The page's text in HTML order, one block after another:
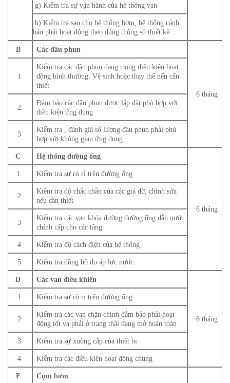
g) Kiểm tra sự vận hành của hệ thống van
h) Kiểm tra sao cho hệ thống bơm, hệ thống cảnh
báo phải hoạt động theo đúng thông số thiết kế
B Các đầu phun
6 tháng
1
Kiểm tra các đầu phun đang trong điều kiện hoạt
động bình thường. Vệ sinh hoặc thay thế nếu cần
thiết
2
Đảm bảo các đầu phun được lắp đặt phù hợp với
điều kiện ứng dụng
3
Kiểm tra , đánh giá số lượng đầu phun phải phù
hợp với không gian ứng dụng
C Hệ thống đường ống
6 tháng
1 Kiểm tra sự rò rỉ trên đường ống
2
Kiểm tra độ chắc chắn của các giá đỡ, chỉnh sửa
nếu cần thiết
3
Kiểm tra các van khóa đường đường ống dẫn nước
chính cấp cho các tầng
4 Kiểm tra độ cách điện của hệ thống
5 Kiểm tra đồng hồ đo áp lực nước
D Các van điều khiển
6 tháng
1 Kiểm tra sự rò rỉ trên đường ống
2
Kiểm tra các van chặn chính đảm bảo phải hoạt
động tốt và phải ở trạng thái đang mở hoàn toàn
3 Kiểm tra sự xuống cấp của thiết bị
4 Kiểm tra các điều kiện hoạt động chung
F Cụm bơm